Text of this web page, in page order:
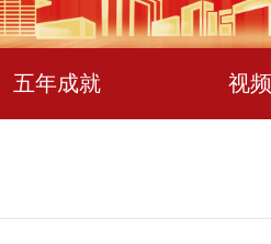
五年成就 视